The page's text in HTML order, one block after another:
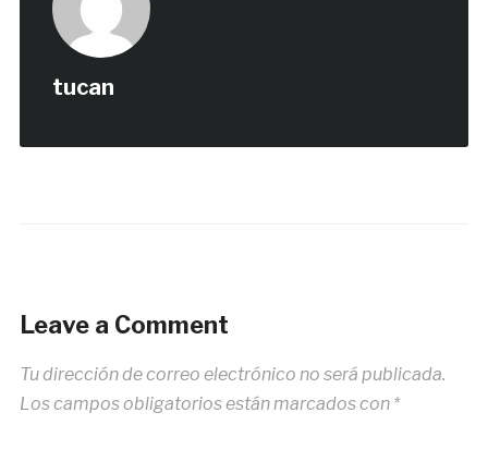
tucan
Leave a Comment
Tu dirección de correo electrónico no será publicada.
Los campos obligatorios están marcados con *